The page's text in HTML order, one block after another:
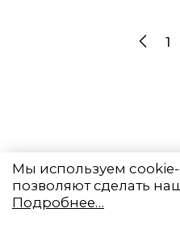
Назад
1
Мы используем
позволяют сделать
Подробнее…